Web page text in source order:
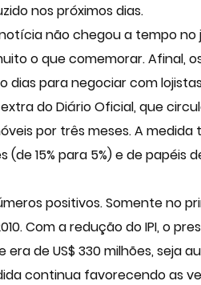
nos próximos dias.
não chegou a tempo
o que comemorar. Afinal,
para negociar com
do Diário Oficial, que
por três meses. A medida
15% para 5%) e de papéis
positivos. Somente no
Com a redução do IPI, o
de US$ 330 milhões, seja
continua favorecendo as